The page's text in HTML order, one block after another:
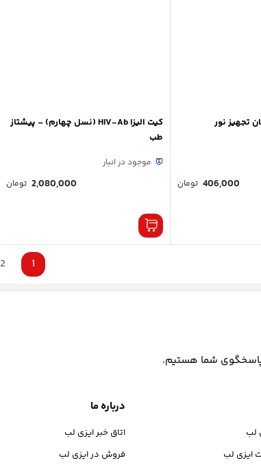
406,000 تومان
کیت الیزا HIV-Ab (نسل چهارم) – پیشتاز
طب
موجود در انبار
2,080,000 تومان
1
2
لب
ایزی لب
درباره ما
اتاق خبر ایزی لب
فروش در ایزی لب